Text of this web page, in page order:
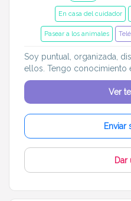
En casa del cuidador
Pasear a los animales
Soy puntual, organizada,
ellos. Tengo conocimiento
Ver
Enviar
Dar